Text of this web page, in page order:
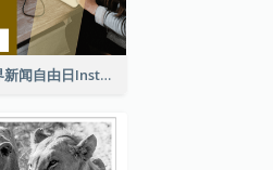
棕色照片世界新闻自由日Instagram帖子